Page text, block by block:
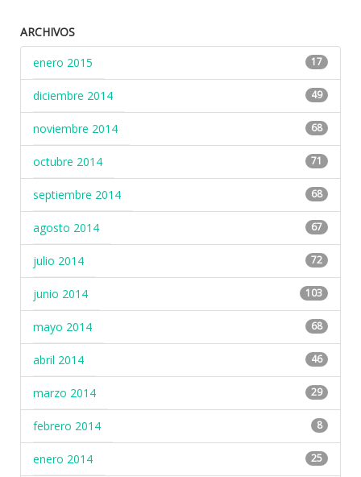
ARCHIVOS
enero 2015
17
diciembre 2014 49
noviembre 2014 68
octubre 2014 71
septiembre 2014 68
agosto 2014 67
julio 2014 72
junio 2014 103
mayo 2014 68
abril 2014 46
marzo 2014 29
febrero 2014 8
enero 2014 25